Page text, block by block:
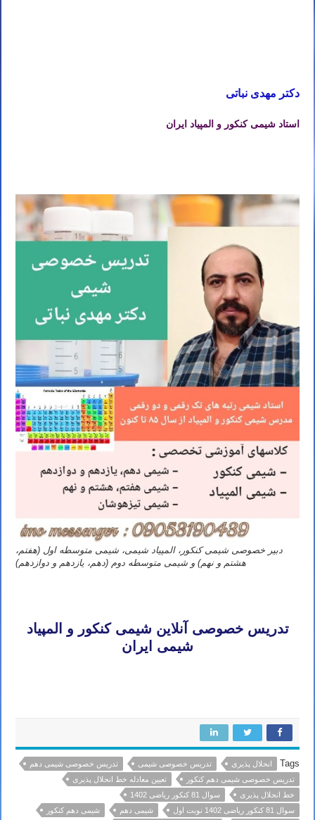
دکتر مهدی نباتی
استاد شیمی کنکور و المپیاد ایران
دبیر خصوصی شیمی کنکور، المپیاد شیمی، شیمی متوسطه اول (هفتم،
هشتم و نهم) و شیمی متوسطه دوم (دهم، یازدهم و دوازدهم)
تدریس خصوصی آنلاین شیمی کنکور و المپیاد
شیمی ایران
Tags انحلال پذیری تدریس خصوصی شیمی
تدریس خصوصی شیمی دهم
تدریس خصوصی شیمی دهم کنکور
تعیین معادله خط انحلال پذیری
خط انحلال پذیری
سوال 81 کنکور ریاضی 1402
سوال 81 کنکور ریاضی 1402 نوبت اول
شیمی دهم
شیمی دهم کنکور